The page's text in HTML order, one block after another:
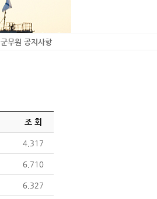
군무원 공지사항
조 회
4,317
6,710
6,327